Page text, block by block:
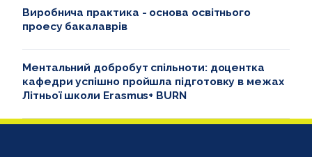
Виробнича практика - основа освітнього
проесу бакалаврів
Ментальний добробут спільноти: доцентка
кафедри успішно пройшла підготовку в межах
Літньої школи Erasmus+ BURN